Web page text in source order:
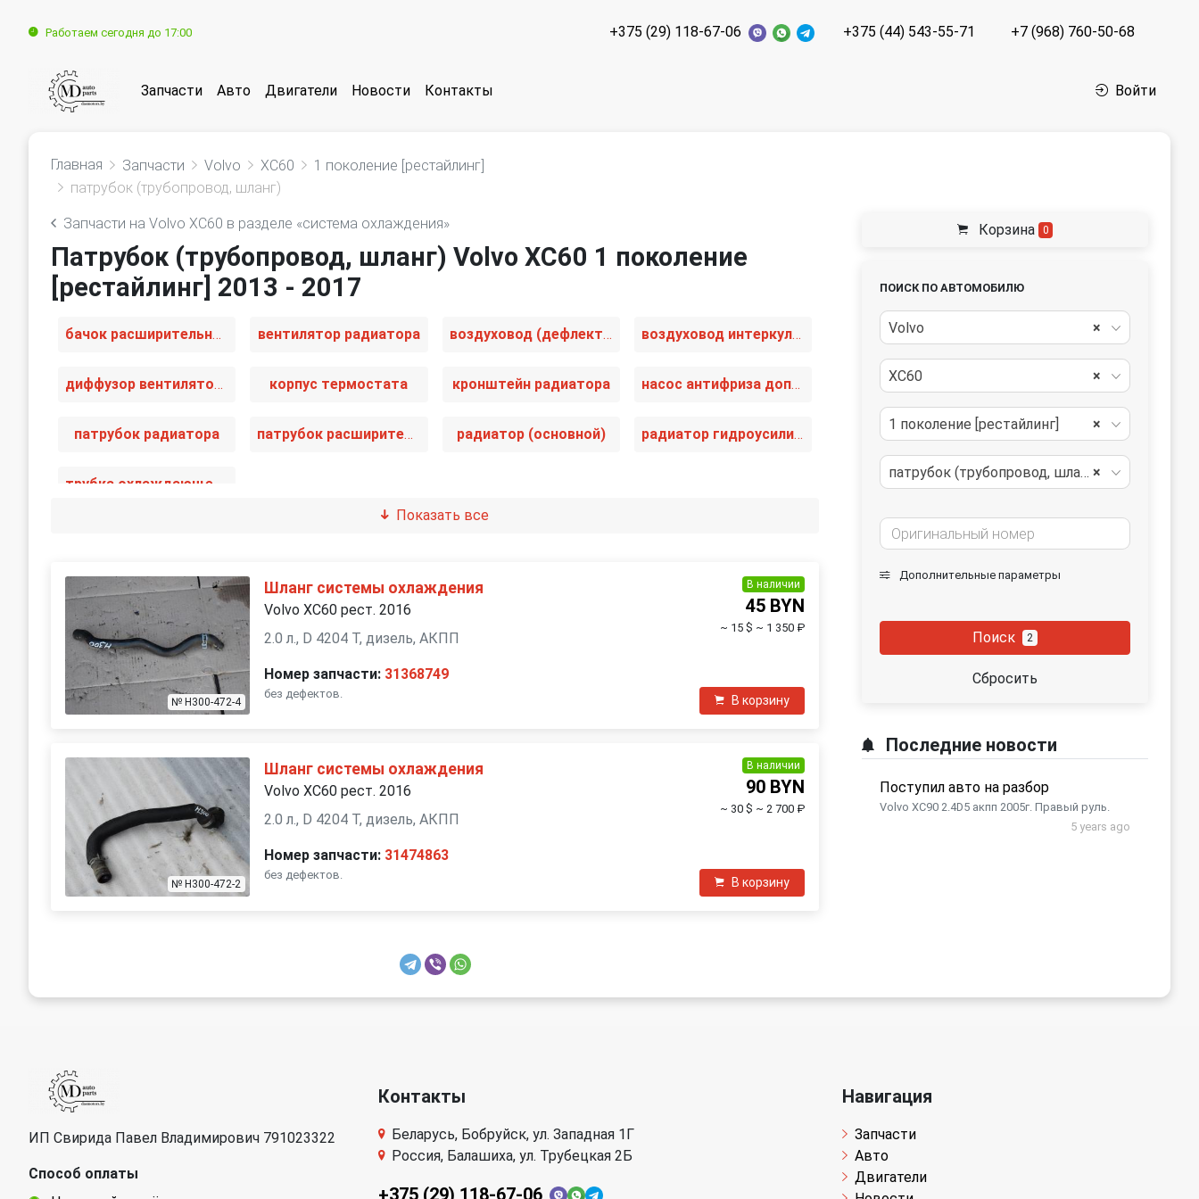
Работаем сегодня до 17:00 +375 (29) 118-67-06 +375 (44) 543-55-71 +7 (968) 760-50-68
Запчасти Авто Двигатели Новости Контакты Войти
Главная Запчасти Volvo XC60
1 поколение [рестайлинг]
патрубок (трубопровод, шланг)
Запчасти на Volvo XC60 в разделе «система охлаждения»
Патрубок (трубопровод, шланг) Volvo XC60 1 поколение
[рестайлинг] 2013 - 2017
бачок расширительный вентилятор радиатора воздуховод (дефлектор) радиатора воздуховод интеркулера
диффузор вентилятора корпус термостата кронштейн радиатора насос антифриза дополнительный
патрубок радиатора патрубок расширительного бачка радиатор (основной) радиатор гидроусилителя
Показать все
№ H300-472-4
Шланг системы охлаждения
Volvo XC60 рест. 2016
2.0 л., D 4204 T, дизель, АКПП
Номер запчасти: 31368749
без дефектов.
В наличии
45 BYN
~ 15 $ ~ 1 350 ₽
В корзину
№ H300-472-2
Шланг системы охлаждения
Volvo XC60 рест. 2016
2.0 л., D 4204 T, дизель, АКПП
Номер запчасти: 31474863
без дефектов.
В наличии
90 BYN
~ 30 $ ~ 2 700 ₽
В корзину
Корзина 0
ПОИСК ПО АВТОМОБИЛЮ
×
Volvo
×
XC60
×
1 поколение [рестайлинг]
×
патрубок (трубопровод, шланг)
Дополнительные параметры
Поиск 2
Сбросить
Последние новости
Поступил авто на разбор
Volvo XC90 2.4D5 акпп 2005г. Правый руль.
5 years ago
ИП Свирида Павел Владимирович 791023322
Способ оплаты
Контакты
Беларусь, Бобруйск, ул. Западная 1Г
Россия, Балашиха, ул. Трубецкая 2Б
+375 (29) 118-67-06
Навигация
Запчасти
Авто
Двигатели